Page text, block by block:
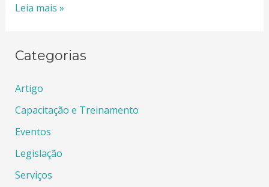
TECNOGOLD
no
joalheiro”​
Leia mais »
Categorias
Artigo
Capacitação e Treinamento
Eventos
Legislação
Serviços